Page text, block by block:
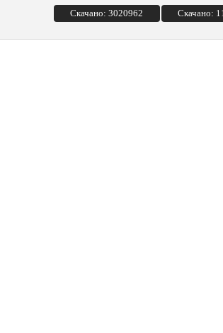
Скачано: 3020962 Скачано: